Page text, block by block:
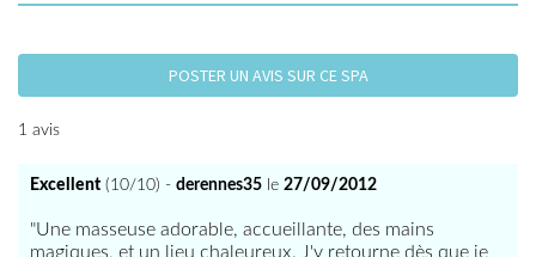
POSTER UN AVIS SUR CE SPA
1 avis
Excellent (10/10) - derennes35 le 27/09/2012
"Une masseuse adorable, accueillante, des mains
magiques, et un lieu chaleureux. J'y retourne dès que je